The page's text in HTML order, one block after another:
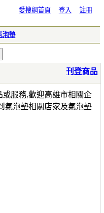
愛搜網首頁 登入 註冊
泡墊
服務,歡迎高雄市相關企
氣泡墊相關店家及氣泡墊
刊登商品